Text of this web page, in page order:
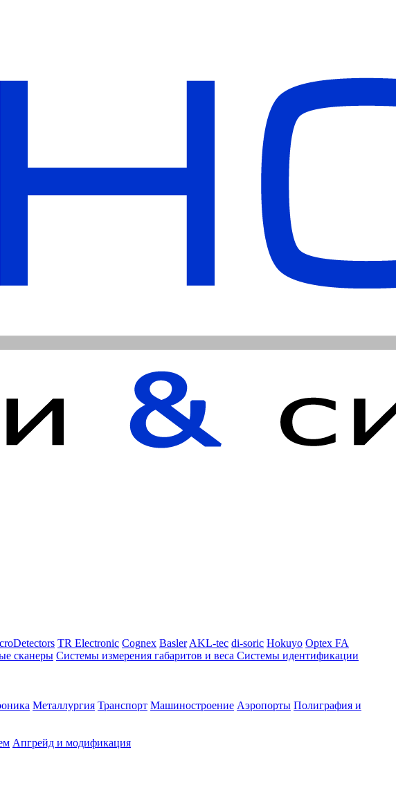
TR Electronic Cognex Basler AKL-tec di-soric Hokuyo Optex FA
сканеры Системы измерения габаритов и веса Системы идентификации
Металлургия Транспорт Машиностроение Аэропорты Полиграфия и
Апгрейд и модификация